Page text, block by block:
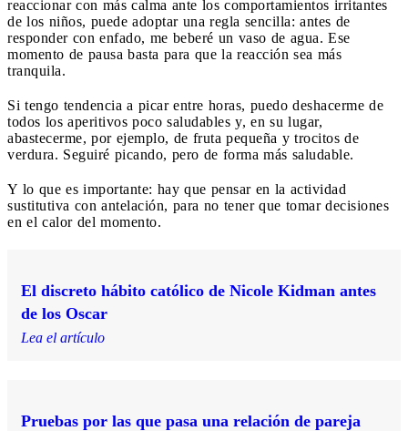
reaccionar con más calma ante los comportamientos irritantes
de los niños, puede adoptar una regla sencilla: antes de
responder con enfado, me beberé un vaso de agua. Ese
momento de pausa basta para que la reacción sea más
tranquila.
Si tengo tendencia a picar entre horas, puedo deshacerme de
todos los aperitivos poco saludables y, en su lugar,
abastecerme, por ejemplo, de fruta pequeña y trocitos de
verdura. Seguiré picando, pero de forma más saludable.
Y lo que es importante: hay que pensar en la actividad
sustitutiva con antelación, para no tener que tomar decisiones
en el calor del momento.
El discreto hábito católico de Nicole Kidman antes
de los Oscar
Lea el artículo
Pruebas por las que pasa una relación de pareja